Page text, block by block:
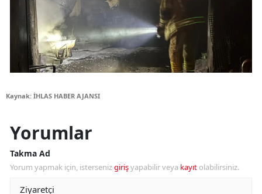
Kaynak: İHLAS HABER AJANSI
Yorumlar
Takma Ad
Yorum yapmak için, istersenizgirişyapabilir veya kayıt olabilirsiniz.